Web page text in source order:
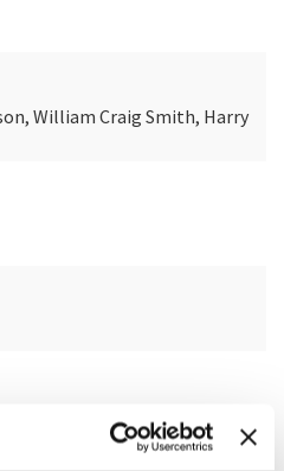
William Craig Smith, Harry